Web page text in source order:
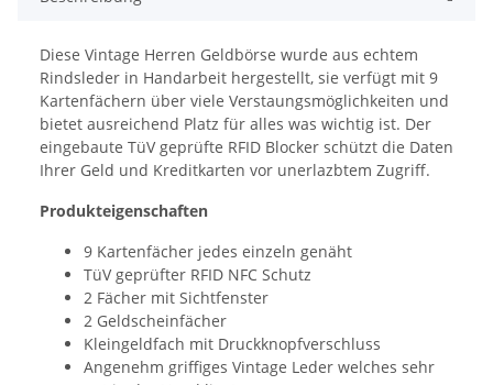
Diese Vintage Herren Geldbörse wurde aus echtem
Rindsleder in Handarbeit hergestellt, sie verfügt mit 9
Kartenfächern über viele Verstaungsmöglichkeiten und
bietet ausreichend Platz für alles was wichtig ist. Der
eingebaute TüV geprüfte RFID Blocker schützt die Daten
Ihrer Geld und Kreditkarten vor unerlazbtem Zugriff.
Produkteigenschaften
9 Kartenfächer jedes einzeln genäht
TüV geprüfter RFID NFC Schutz
2 Fächer mit Sichtfenster
2 Geldscheinfächer
Kleingeldfach mit Druckknopfverschluss
Angenehm griffiges Vintage Leder welches sehr